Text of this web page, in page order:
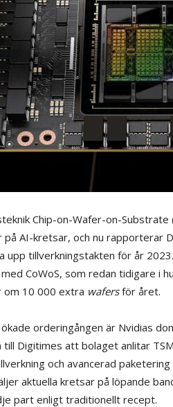
Chip-on-Wafer-on-Substrate
på AI-kretsar, och nu rapporterar
upp tillverkningstakten för år
CoWoS, som redan tidigare i
om 10 000 extra wafersför året.
orderingången är Nvidias
till Digitimes att bolaget anlitar
och avancerad
aktuella kretsar på löpande
part enligt traditionellt recept.